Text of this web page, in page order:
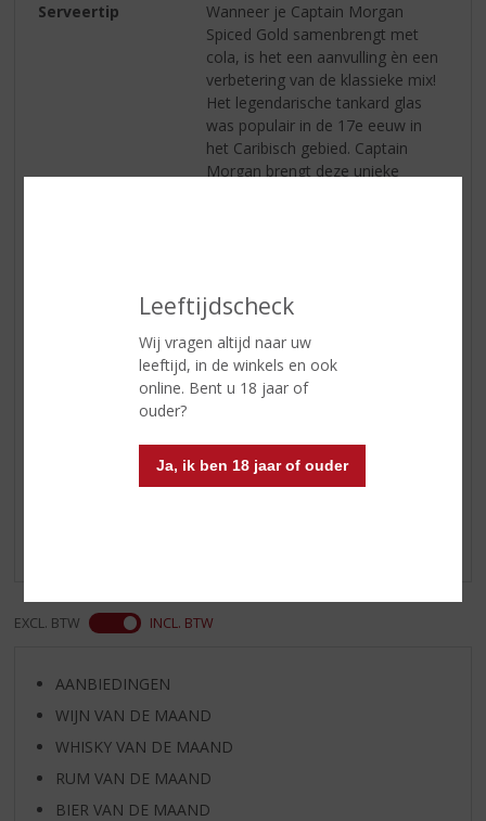
Leeftijdscheck
Wij vragen altijd naar uw
leeftijd, in de winkels en ook
online. Bent u 18 jaar of
ouder?
Ja, ik ben 18 jaar of ouder
Serveertip
Wanneer je Captain Morgan
Spiced Gold samenbrengt met
cola, is het een aanvulling èn een
verbetering van de klassieke mix!
Het legendarische tankard glas
was populair in de 17e eeuw in
het Caribisch gebied. Captain
Morgan brengt deze unieke
2. Schenk 3,5cl Captain Morgan
3. Vul af met cola en garneer met
partjes limoen
Reviews
EXCL. BTW INCL. BTW
AANBIEDINGEN
WIJN VAN DE MAAND
WHISKY VAN DE MAAND
RUM VAN DE MAAND
BIER VAN DE MAAND